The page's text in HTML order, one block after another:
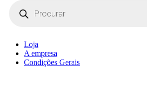
search
Loja
A empresa
Condições Gerais